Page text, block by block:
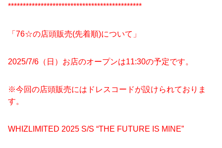
*********************************************
「76☆の店頭販売(先着順)について」
2025/7/6（日）お店のオープンは11:30の予定です。
※今回の店頭販売にはドレスコードが設けられておりま
す。
WHIZLIMITED 2025 S/S “THE FUTURE IS MINE”